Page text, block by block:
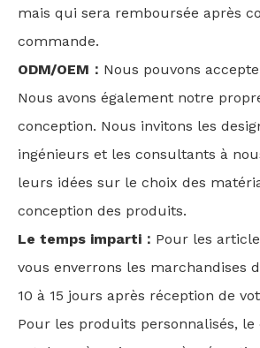
mais qui sera remboursée après
commande.
ODM/OEM： Nous pouvons
Nous avons également notre
conception. Nous invitons les
ingénieurs et les consultants à
leurs idées sur le choix des
conception des produits.
Le temps imparti： Pour les
vous enverrons les marchandises
10 à 15 jours après réception de
Pour les produits personnalisés, le